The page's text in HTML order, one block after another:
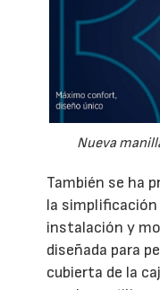
Nueva
También se ha
la simplificación
instalación y
diseñada para
cubierta de la